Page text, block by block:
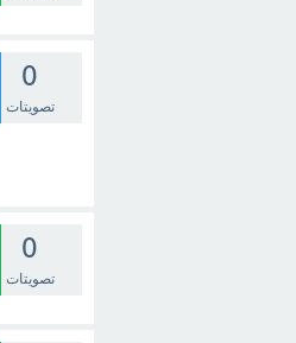
0
تصويتات
0
تصويتات